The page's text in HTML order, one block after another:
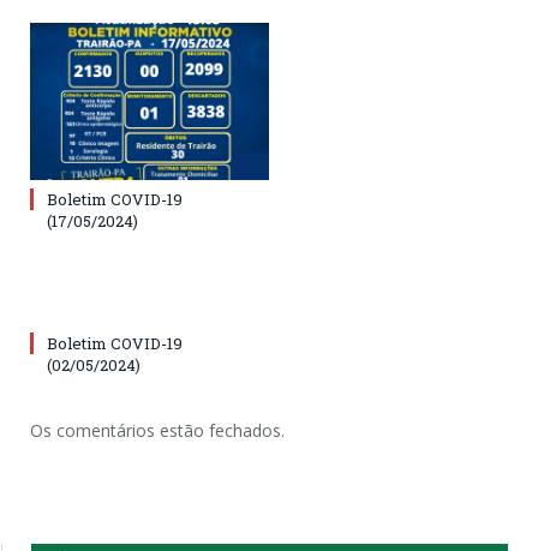
Boletim COVID-19
(17/05/2024)
Boletim COVID-19
(02/05/2024)
Os comentários estão fechados.